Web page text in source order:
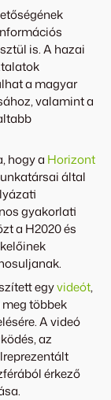
is. A hazai
a magyar
valamint a
hogy a Horizont
által
gyakorlati
a H2020 és
egyvideót,
többek
A videó
az
érkező